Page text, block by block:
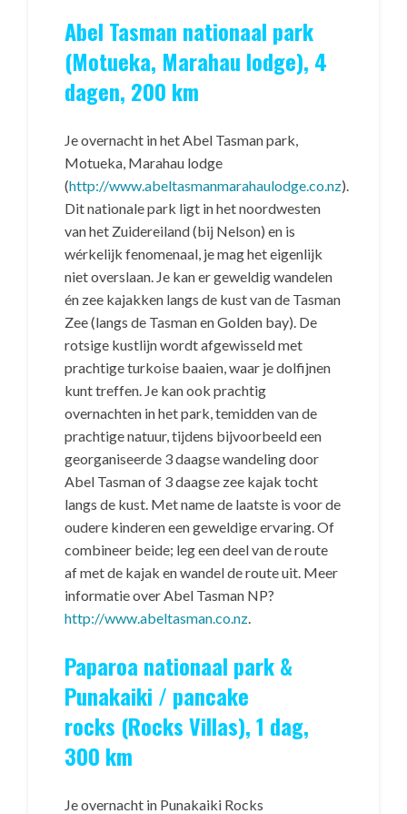
Abel Tasman nationaal park
(Motueka, Marahau lodge), 4
dagen, 200 km
Je overnacht in het Abel Tasman park,
Motueka, Marahau lodge
(http://www.abeltasmanmarahaulodge.co.nz).
Dit nationale park ligt in het noordwesten
van het Zuidereiland (bij Nelson) en is
wérkelijk fenomenaal, je mag het eigenlijk
niet overslaan. Je kan er geweldig wandelen
én zee kajakken langs de kust van de Tasman
Zee (langs de Tasman en Golden bay). De
rotsige kustlijn wordt afgewisseld met
prachtige turkoise baaien, waar je dolfijnen
kunt treffen. Je kan ook prachtig
overnachten in het park, temidden van de
prachtige natuur, tijdens bijvoorbeeld een
georganiseerde 3 daagse wandeling door
Abel Tasman of 3 daagse zee kajak tocht
langs de kust. Met name de laatste is voor de
oudere kinderen een geweldige ervaring. Of
combineer beide; leg een deel van de route
af met de kajak en wandel de route uit. Meer
informatie over Abel Tasman NP?
http://www.abeltasman.co.nz
Paparoa nationaal park &
Punakaiki / pancake
rocks (Rocks Villas), 1 dag,
300 km
Je overnacht in Punakaiki Rocks